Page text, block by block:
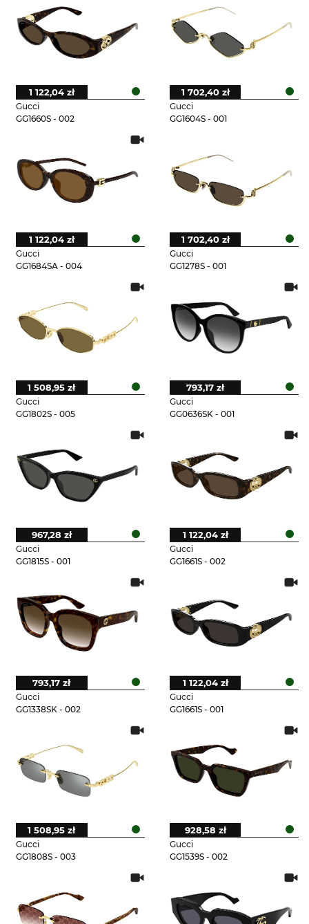
Gucci
GG1660S - 002
1 122,04 zł
Gucci
GG1604S - 001
1 702,40 zł
Gucci
GG1684SA - 004
1 122,04 zł
Gucci
GG1278S - 001
1 702,40 zł
Gucci
GG1802S - 005
1 508,95 zł
Gucci
GG0636SK - 001
793,17 zł
Gucci
GG1815S - 001
967,28 zł
Gucci
GG1661S - 002
1 122,04 zł
Gucci
GG1338SK - 002
793,17 zł
Gucci
GG1661S - 001
1 122,04 zł
Gucci
GG1808S - 003
1 508,95 zł
Gucci
GG1539S - 002
928,58 zł